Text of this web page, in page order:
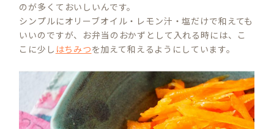
のが多くておいしいんです。
シンプルにオリーブオイル・レモン汁・塩だけで和えても
いいのですが、お弁当のおかずとして入れる時には、こ
こに少し はちみつを加えて和えるようにしています。